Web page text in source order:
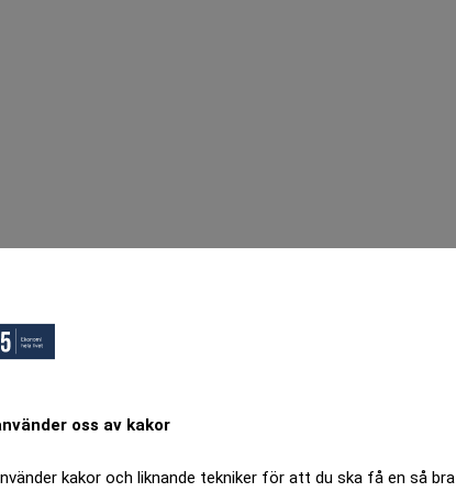
oss av kakor
kakor och liknande tekniker för att du ska få en så bra